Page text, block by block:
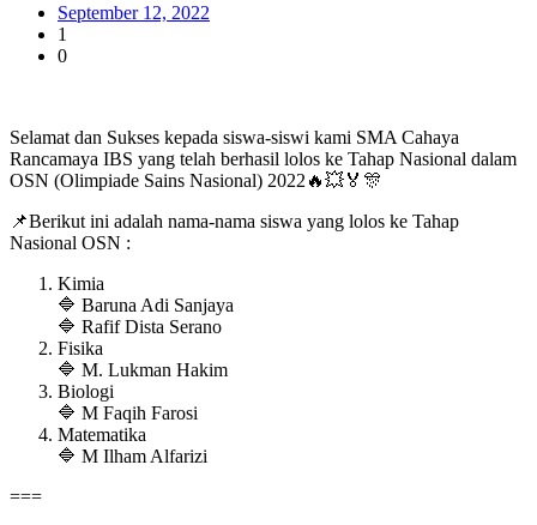
September 12, 2022
1
0
Selamat dan Sukses kepada siswa-siswi kami SMA Cahaya
Rancamaya IBS yang telah berhasil lolos ke Tahap Nasional dalam
OSN (Olimpiade Sains Nasional) 2022🔥💥🏅🎊
📌Berikut ini adalah nama-nama siswa yang lolos ke Tahap
Nasional OSN :
Kimia
🔷 Baruna Adi Sanjaya
🔷 Rafif Dista Serano
Fisika
🔷 M. Lukman Hakim
Biologi
🔷 M Faqih Farosi
Matematika
🔷 M Ilham Alfarizi
===